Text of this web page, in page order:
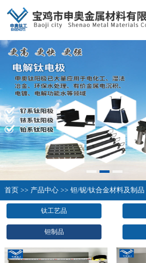
首页 >> 产品中心>> 钽/铌/钛合金材料及制品
钛工艺品
钽制品